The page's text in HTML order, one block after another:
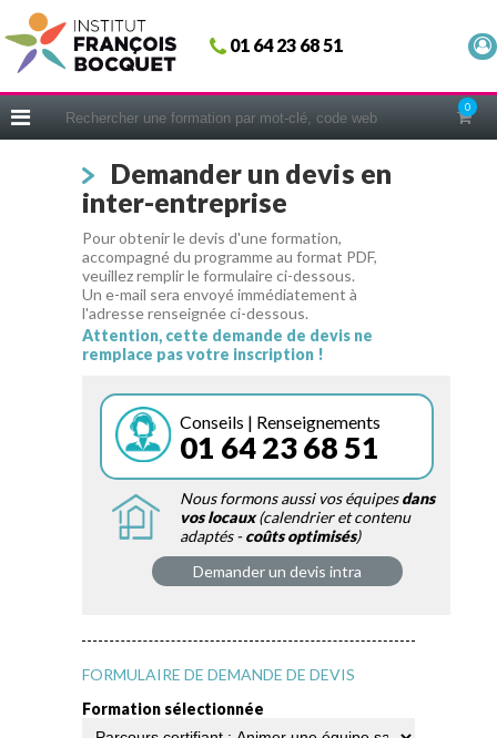
01 64 23 68 51
0
Fermer
ACCUEIL
CERIFICATIONS
INTRAS | SUR-MESURE
COACHING
EN PRATIQUE
NOUS CONNAÎTRE
CONSEILS MICRO-COACHING
WEBINAIRES
QUESTIONNAIRE GRATUIT
Demander un devis en
inter-entreprise
Pour obtenir le devis d'une formation,
accompagné du programme au format PDF,
veuillez remplir le formulaire ci-dessous.
Un e-mail sera envoyé immédiatement à
l'adresse renseignée ci-dessous.
Attention, cette demande de devis ne
remplace pas votre inscription !
Conseils | Renseignements
01 64 23 68 51
Nous formons aussi vos équipesdans
vos locaux(calendrier et contenu
adaptés -coûts optimisés)
Demander un devis intra
FORMULAIRE DE DEMANDE DE DEVIS
Formation sélectionnée